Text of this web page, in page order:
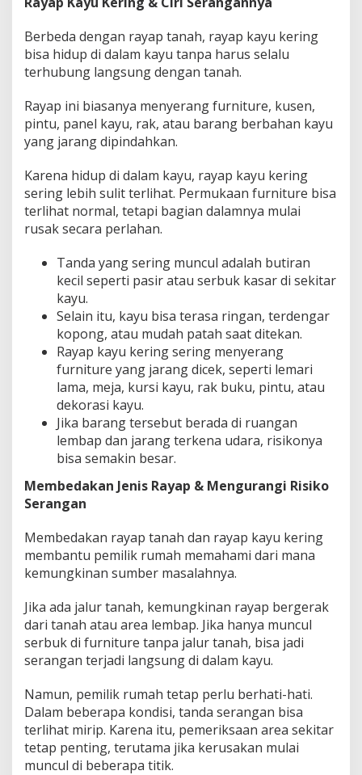
Berbeda dengan rayap tanah, rayap kayu kering
bisa hidup di dalam kayu tanpa harus selalu
terhubung langsung dengan tanah.
Rayap ini biasanya menyerang furniture, kusen,
pintu, panel kayu, rak, atau barang berbahan kayu
yang jarang dipindahkan.
Karena hidup di dalam kayu, rayap kayu kering
sering lebih sulit terlihat. Permukaan furniture bisa
terlihat normal, tetapi bagian dalamnya mulai
rusak secara perlahan.
Tanda yang sering muncul adalah butiran
kecil seperti pasir atau serbuk kasar di sekitar
kayu.
Selain itu, kayu bisa terasa ringan, terdengar
kopong, atau mudah patah saat ditekan.
Rayap kayu kering sering menyerang
furniture yang jarang dicek, seperti lemari
lama, meja, kursi kayu, rak buku, pintu, atau
dekorasi kayu.
Jika barang tersebut berada di ruangan
lembap dan jarang terkena udara, risikonya
bisa semakin besar.
Membedakan Jenis Rayap & Mengurangi Risiko
Serangan
Membedakan rayap tanah dan rayap kayu kering
membantu pemilik rumah memahami dari mana
kemungkinan sumber masalahnya.
Jika ada jalur tanah, kemungkinan rayap bergerak
dari tanah atau area lembap. Jika hanya muncul
serbuk di furniture tanpa jalur tanah, bisa jadi
serangan terjadi langsung di dalam kayu.
Namun, pemilik rumah tetap perlu berhati-hati.
Dalam beberapa kondisi, tanda serangan bisa
terlihat mirip. Karena itu, pemeriksaan area sekitar
tetap penting, terutama jika kerusakan mulai
muncul di beberapa titik.